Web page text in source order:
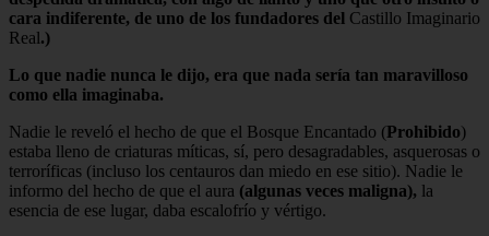
cara indiferente, de uno de los fundadores del Castillo Imaginario
Real.)
Lo que nadie nunca le dijo, era que nada sería tan maravilloso
como ella imaginaba.
Nadie le reveló el hecho de que el Bosque Encantado (Prohibido)
estaba lleno de criaturas míticas, sí, pero desagradables, asquerosas o
terroríficas (incluso los centauros dan miedo en ese sitio). Nadie le
informo del hecho de que el aura (algunas veces maligna), la
esencia de ese lugar, daba escalofrío y vértigo.